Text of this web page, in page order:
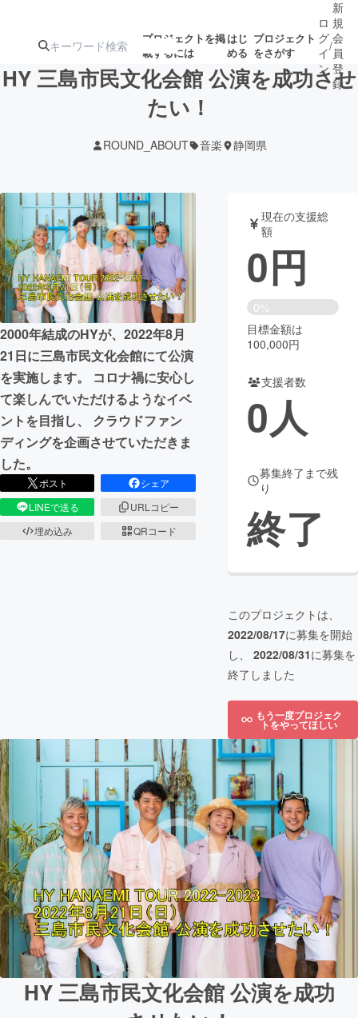
プロジェクトを掲
載するには
はじ
める
プロジェクト
をさがす
ターン
ジェクト
募集終了が近いプ
ロジェクト
アート・写真 音楽
テクノロジー・ガジェット ゲーム・サ
映像・映画 書籍・雑誌
ビジネス・起業 チャレンジ
まちづくり・地域活性化
CAMPFIRE for Social Good
CAMPFIRE Creation
ロ
グ
イ
ン
/
新
規
会
員
登
録
HY 三島市民文化会館 公演を成功させ
たい！
ROUND_ABOUT 音楽 静岡県
2000年結成のHYが、2022年8月
21日に三島市民文化会館にて公演
を実施します。 コロナ禍に安心し
て楽しんでいただけるようなイベ
ントを目指し、 クラウドファン
ディングを企画させていただきま
した。
ポスト
シェア
LINEで送る
URLコピー
埋め込み
QRコード
現在の支援総
額
0円
0%
目標金額は
100,000円
支援者数
0人
募集終了まで残
り
終了
このプロジェクトは、
2022/08/17に募集を開始
し、 2022/08/31に募集を
終了しました
もう一度プロジェク
トをやってほしい
HY 三島市民文化会館 公演を成功